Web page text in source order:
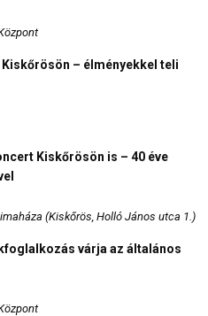
– élményekkel teli
Kiskőrösön is – 40 éve
(Kiskőrös, Holló János utca 1.)
várja az általános